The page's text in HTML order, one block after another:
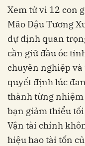
Xem tử vi 12 con
Mão Dậu Tương
dự định quan
cần giữ đầu óc
chuyên nghiệp
quyết định lúc
thành từng nhiệm
bạn giảm thiểu tối
Vận tài chính
hiệu hao tài tốn